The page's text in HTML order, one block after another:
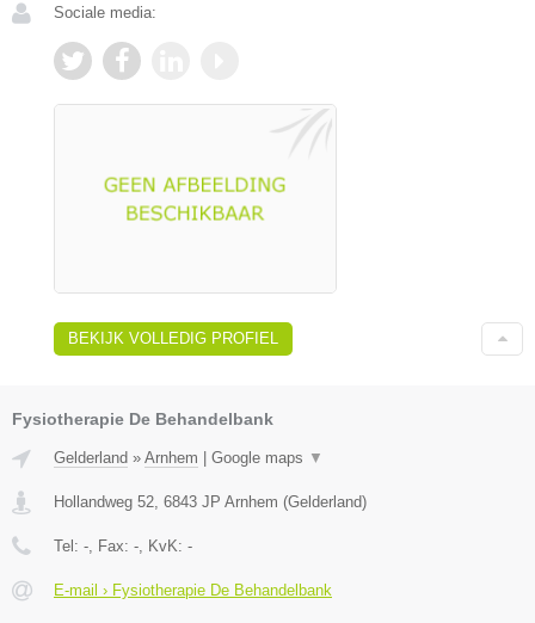
Sociale media:
BEKIJK VOLLEDIG PROFIEL
Fysiotherapie De Behandelbank
Gelderland » Arnhem | Google maps ▼
Hollandweg 52 6843 JP Arnhem (Gelderland)
Tel: - , Fax: - , KvK: -
E-mail › Fysiotherapie De Behandelbank